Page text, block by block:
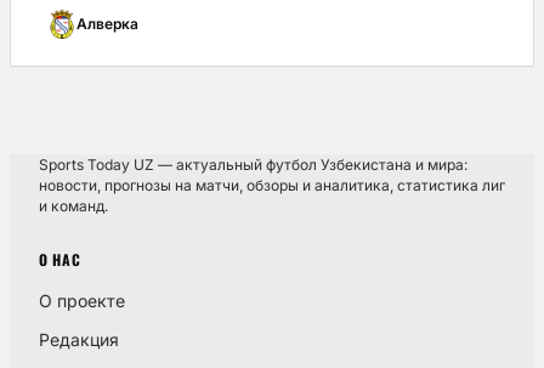
Алверка
Sports Today UZ — актуальный футбол Узбекистана и мира:
новости, прогнозы на матчи, обзоры и аналитика, статистика лиг
и команд.
О НАС
О проекте
Редакция